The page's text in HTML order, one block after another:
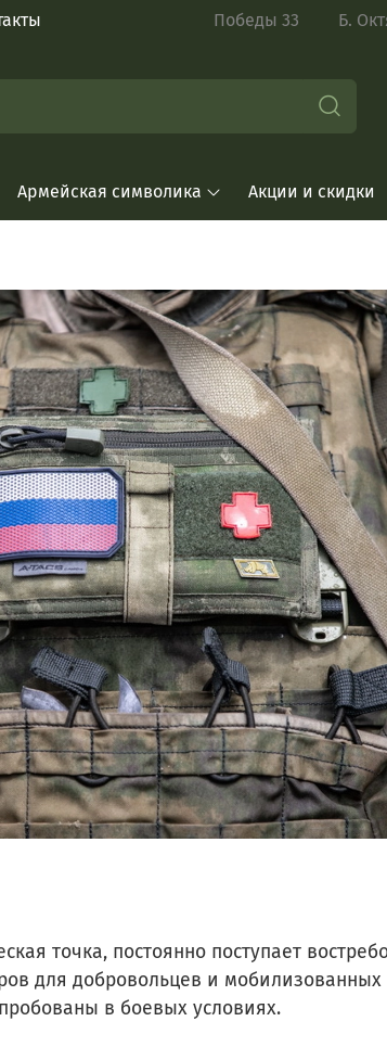
Победы 33 Б.
Армейская символика Акции и скидки
точка, постоянно поступает
для добровольцев и
в боевых условиях.